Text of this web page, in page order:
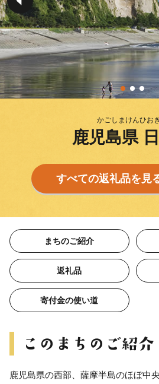
かごしまけんひお
鹿児島県
すべての返礼品を見
まちのご紹介
返礼品
寄付金の使い道
鹿児島県の西部、薩摩半島のほぼ中